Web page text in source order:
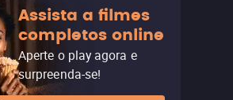
Assista a filmes
completos online
Aperte o play agora e
surpreenda-se!